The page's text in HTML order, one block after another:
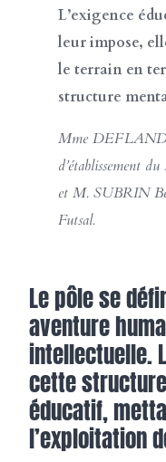
L’exigence
leur impose,
le terrain en
structure
Mme
d’établissement
et M. SUBRIN
Futsal.
Le pôle se
aventure
intellectuelle.
cette
éducatif,
l’exploitation